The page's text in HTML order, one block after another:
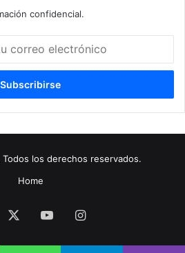
confidencial.
los derechos reservados.
Home
YouTubeInstagram